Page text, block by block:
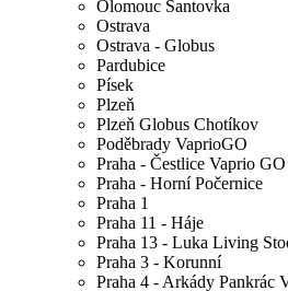
Olomouc Šantovka
Ostrava
Ostrava - Globus
Pardubice
Písek
Plzeň
Plzeň Globus Chotíkov
Poděbrady VaprioGO
Praha - Čestlice Vaprio GO
Praha - Horní Počernice
Praha 1
Praha 11 - Háje
Praha 13 - Luka Living
Praha 3 - Korunní
Praha 4 - Arkády Pankrác